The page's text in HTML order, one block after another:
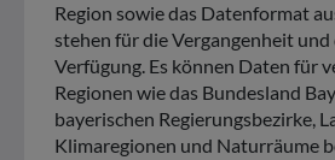
Region sowie das Datenformat
stehen für die Vergangenheit
Verfügung. Es können Daten für
Regionen wie das Bundesland
bayerischen Regierungsbezirke,
Klimaregionen und Naturräume